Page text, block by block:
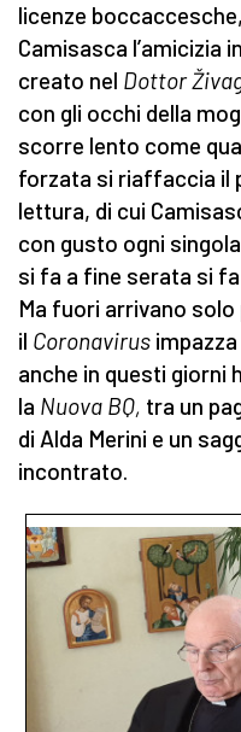
licenze
Camisasca l’amicizia
creato nel Dottor
con gli occhi della
scorre lento come
forzata si riaffaccia il
lettura, di cui
con gusto ogni
si fa a fine serata si
Ma fuori arrivano
il Coronavirus
anche in questi giorni
la Nuova BQ, tra un
di Alda Merini e un
incontrato.